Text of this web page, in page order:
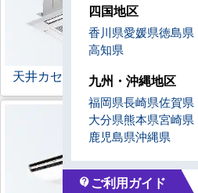
天井カセット形 4方向
四国地区
香川県愛媛県徳島県
高知県
九州・沖縄地区
福岡県長崎県佐賀県
大分県熊本県宮崎県
鹿児島県沖縄県
contact_support ご利用ガイド